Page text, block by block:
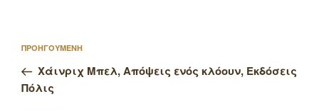
άρθρων
Προηγούμενο
άρθρο
ΠΡΟΗΓΟΥΜΕΝΗ
Χάινριχ Μπελ, Απόψεις ενός κλόουν, Εκδόσεις
Πόλις